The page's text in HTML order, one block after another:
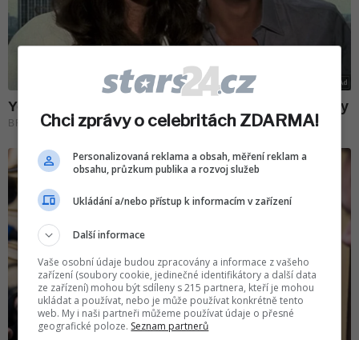
Chci zprávy o celebritách ZDARMA!
Personalizovaná reklama a obsah, měření reklam a
obsahu, průzkum publika a rozvoj služeb
Ukládání a/nebo přístup k informacím v zařízení
Další informace
Vaše osobní údaje budou zpracovány a informace z vašeho
zařízení (soubory cookie, jedinečné identifikátory a další data
ze zařízení) mohou být sdíleny s 215 partnera, kteří je mohou
ukládat a používat, nebo je může používat konkrétně tento
web. My i naši partneři můžeme používat údaje o přesné
geografické poloze. Seznam partnerů